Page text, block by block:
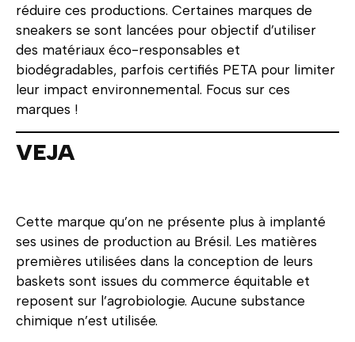
réduire ces productions. Certaines marques de
sneakers se sont lancées pour objectif d’utiliser
des matériaux éco-responsables et
biodégradables, parfois certifiés PETA pour limiter
leur impact environnemental. Focus sur ces
marques !
VEJA
Cette marque qu’on ne présente plus à implanté
ses usines de production au Brésil. Les matières
premières utilisées dans la conception de leurs
baskets sont issues du commerce équitable et
reposent sur l’agrobiologie. Aucune substance
chimique n’est utilisée.